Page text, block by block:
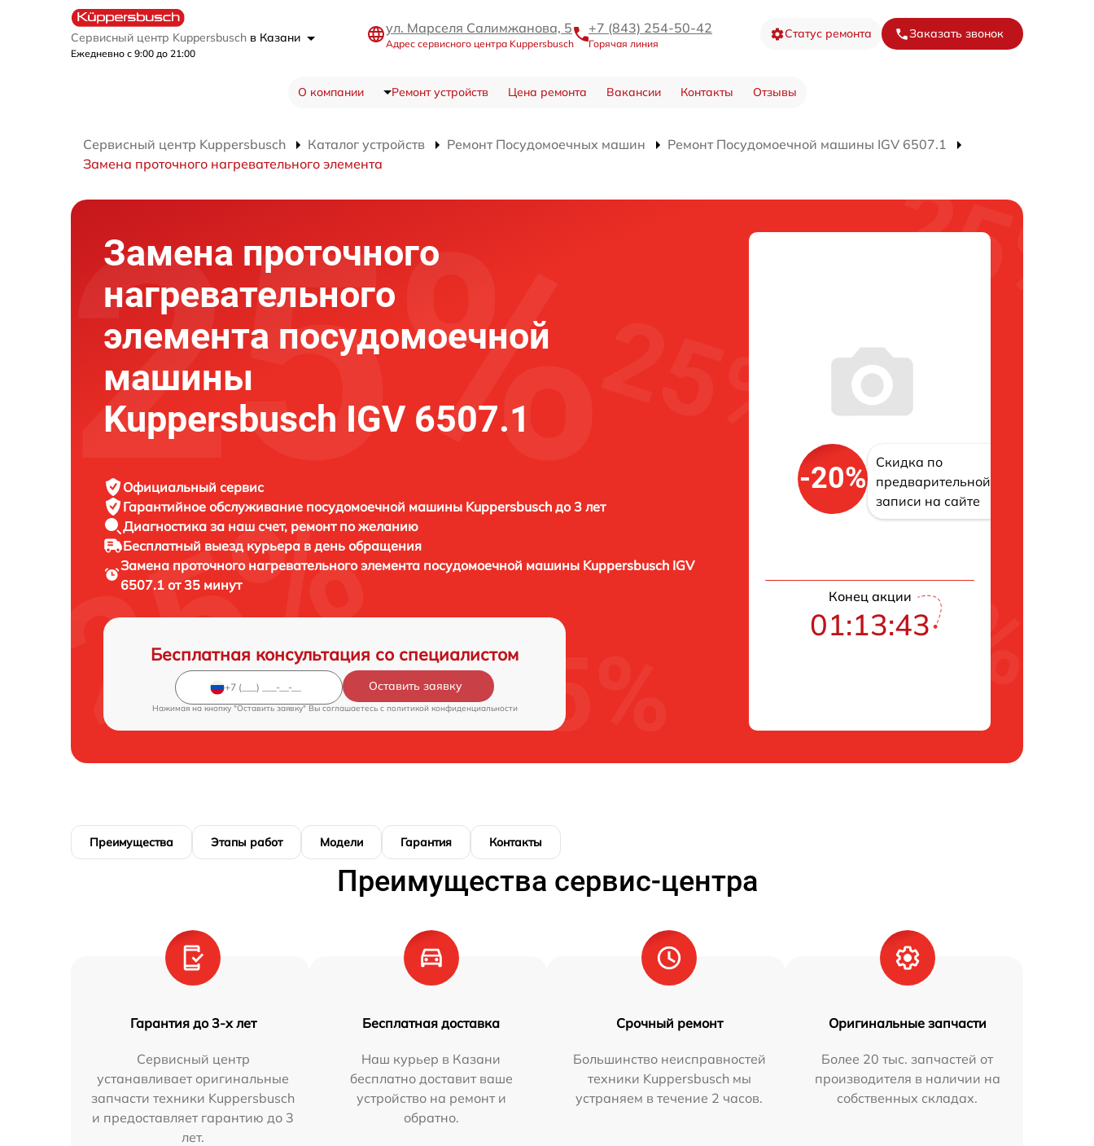
Сервисный центр Kuppersbusch в Казани
Ежедневно с 9:00 до 21:00
ул. Марселя Салимжанова, 5
Адрес сервисного центра Kuppersbusch
+7 (843) 254-50-42
Горячая линия
Статус ремонта Заказать звонок
О компании Ремонт устройств Цена ремонта Вакансии Контакты Отзывы
Сервисный центр Kuppersbusch Каталог устройств Ремонт Посудомоечных машин
Ремонт Посудомоечной машины IGV 6507.1
Замена проточного нагревательного элемента
Замена проточного
нагревательного
элемента посудомоечной
машины
Kuppersbusch IGV 6507.1
Официальный сервис
Гарантийное обслуживание посудомоечной машины Kuppersbusch до 3 лет
Диагностика за наш счет, ремонт по желанию
Бесплатный выезд курьера в день обращения
Замена проточного нагревательного элемента посудомоечной машины Kuppersbusch IGV
6507.1 от 35 минут
Бесплатная консультация со специалистом
Оставить заявку
Нажимая на кнопку "Оставить заявку" Вы соглашаетесь c политикой конфиденциальности
-20%
Скидка по
предварительной
записи на сайте
Конец акции
01:13:42
Преимущества Этапы работ Модели Гарантия Контакты
Преимущества сервис-центра
Гарантия до 3-х лет
Сервисный центр
устанавливает оригинальные
запчасти техники Kuppersbusch
и предоставляет гарантию до 3
лет.
Бесплатная доставка
Наш курьер в Казани
бесплатно доставит ваше
устройство на ремонт и
обратно.
Срочный ремонт
Большинство неисправностей
техники Kuppersbusch мы
устраняем в течение 2 часов.
Оригинальные запчасти
Более 20 тыс. запчастей от
производителя в наличии на
собственных складах.